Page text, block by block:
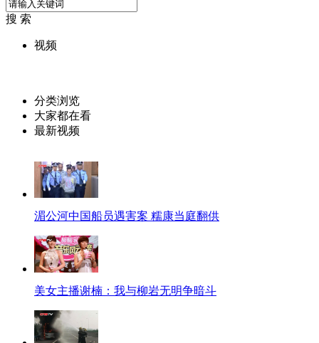
搜 索
视频
分类浏览
大家都在看
最新视频
湄公河中国船员遇害案 糯康当庭翻供
美女主播谢楠：我与柳岩无明争暗斗